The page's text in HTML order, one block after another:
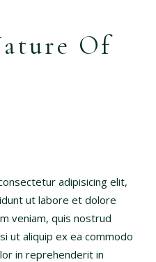
Of
adipisicing elit,
ut labore et dolore
veniam, quis nostrud
ut aliquip ex ea commodo
in reprehenderit in